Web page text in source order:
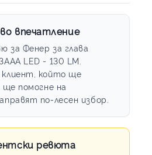
впечатление
за Фенер за глава
LED - 130 LM.
който ще
ще помогне на
по-лесен избор.
ревюта